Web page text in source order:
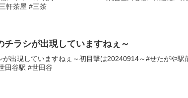
軒茶屋 #三茶
ラシが出現していますねぇ～
出現していますねぇ～初目撃は20240914～#せたがや駅
田谷駅 #世田谷